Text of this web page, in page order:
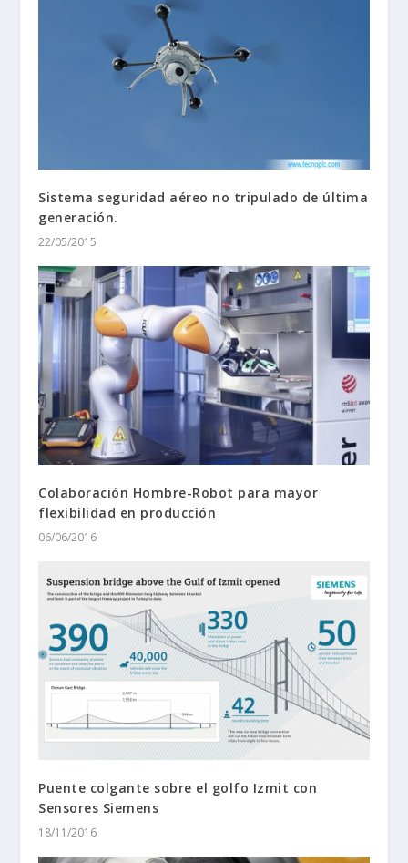
Sistema seguridad aéreo no tripulado de última
generación.
22/05/2015
Colaboración Hombre-Robot para mayor
flexibilidad en producción
06/06/2016
Puente colgante sobre el golfo Izmit con
Sensores Siemens
18/11/2016